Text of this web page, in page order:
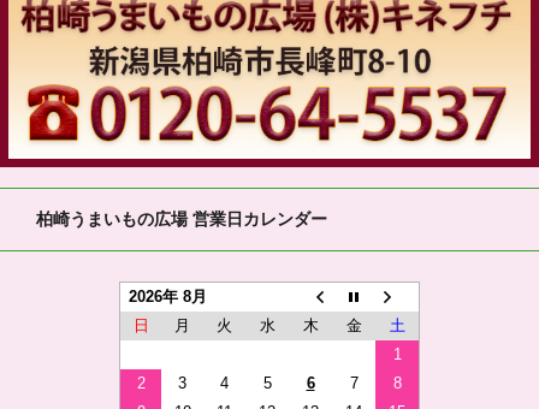
柏崎うまいもの広場 営業日カレンダー
2026年 8月
日
月 火 水 木 金
土
1
2
3 4 5 6 7
8